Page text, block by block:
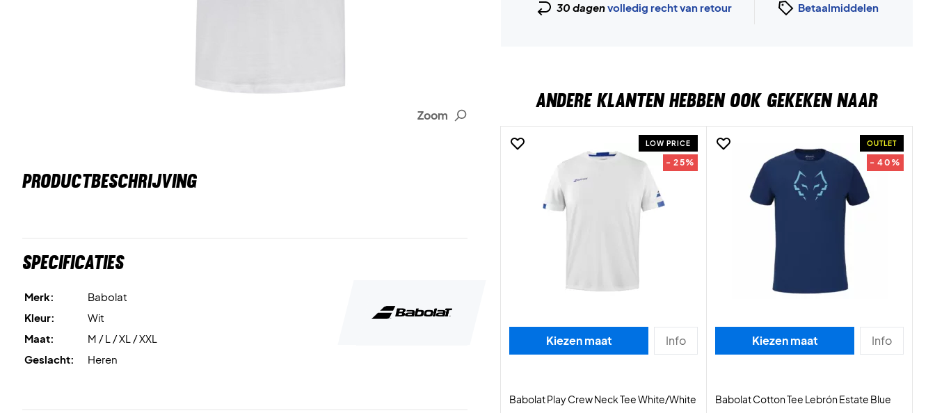
Zoom
PRODUCTBESCHRIJVING
Specificaties
Merk:
Babolat
Kleur:
Wit
Maat:
M / L / XL / XXL
Geslacht:
Heren
30 dagenvolledig recht van retour Betaalmiddelen
ANDERE KLANTEN HEBBEN OOK GEKEKEN NAAR
LOW PRICE
- 25%
Kiezen maat Info
Babolat Play Crew Neck Tee White/White
OUTLET
- 40%
Kiezen maat Info
Babolat Cotton Tee Lebrón Estate Blue